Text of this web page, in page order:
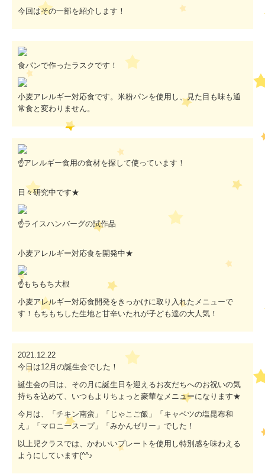
今回はその一部を紹介します！
食パンで作ったラスクです！
小麦アレルギー対応食です。米粉パンを使用し、見た目も味も通
常食と変わりません。
☝アレルギー食用の食材を探して使っています！
日々研究中です★
☝ライスハンバーグの試作品
小麦アレルギー対応食を開発中★
☝もちもち大根
小麦アレルギー対応食開発をきっかけに取り入れたメニューで
す！もちもちした生地と甘辛いたれが子ども達の大人気！
2021.12.22
今日は12月の誕生会でした！
誕生会の日は、その月に誕生日を迎えるお友だちへのお祝いの気
持ちを込めて、いつもよりちょっと豪華なメニューになります★
今月は、「チキン南蛮」「じゃこご飯」「キャベツの塩昆布和
え」「マロニースープ」「みかんゼリー」でした！
以上児クラスでは、かわいいプレートを使用し特別感を味わえる
ようにしています(^^♪